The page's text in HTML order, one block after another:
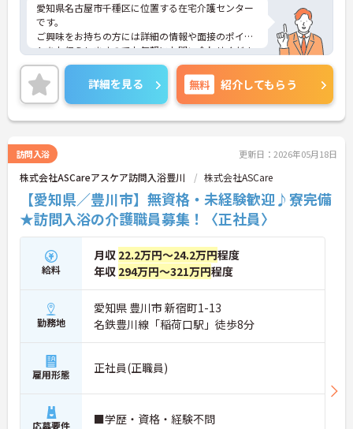
愛知県名古屋市千種区に位置する在宅介護センター
です。
ご興味をお持ちの方には詳細の情報や面接のポイン
トをお伝えしますのでお気軽にお問い合わせくださ
いませ。
詳細を見る 無料 紹介してもらう
訪問入浴 更新日：2026年05月18日
株式会社ASCareアスケア訪問入浴豊川 株式会社ASCare
【愛知県／豊川市】無資格・未経験歓迎♪寮完備
★訪問入浴の介護職員募集！〈正社員〉
給料
月収 22.2万円～24.2万円程度
年収 294万円～321万円程度
勤務地
愛知県 豊川市 新宿町1-13
名鉄豊川線「稲荷口駅」徒歩8分
雇用形態 正社員(正職員)
応募要件 ■学歴・資格・経験不問